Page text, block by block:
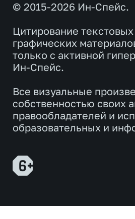
© 2015-2026 Ин-Спейс.
Цитирование
графических
только с активной
Ин-Спейс.
Все визуальные
собственностью своих
правообладателей и
образовательных и